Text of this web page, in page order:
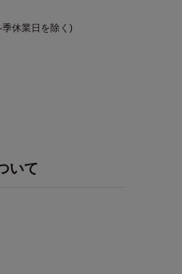
休業日を除く)
いて